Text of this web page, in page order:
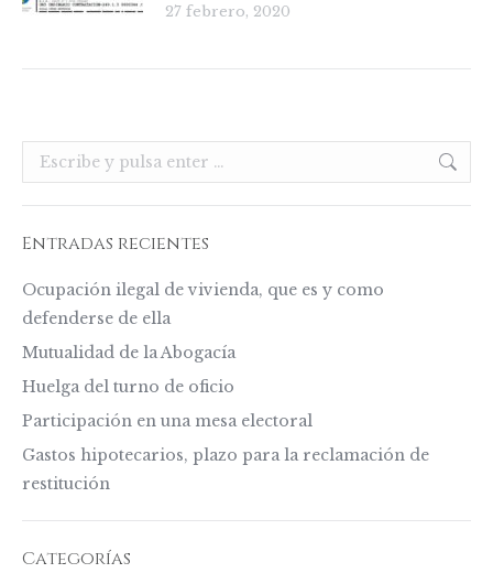
27 febrero, 2020
Buscar:
Entradas recientes
Ocupación ilegal de vivienda, que es y como
defenderse de ella
Mutualidad de la Abogacía
Huelga del turno de oficio
Participación en una mesa electoral
Gastos hipotecarios, plazo para la reclamación de
restitución
Categorías